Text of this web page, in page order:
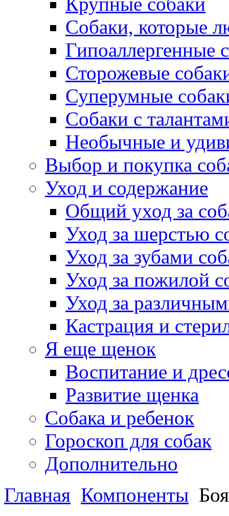
Собаки, которые
Гипоаллергенные
Сторожевые
Суперумные
Собаки с
Необычные и
Выбор и покупка
Уход и содержание
Общий уход за
Уход за шерстью
Уход за зубами
Уход за пожилой
Уход за
Кастрация и
Я еще щенок
Воспитание и
Развитие щенка
Собака и ребенок
Гороскоп для собак
Дополнительно
Главная Компоненты